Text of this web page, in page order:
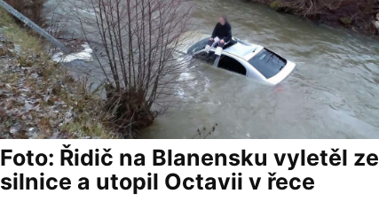
Foto: Řidič na Blanensku vyletěl ze
silnice a utopil Octavii v řece